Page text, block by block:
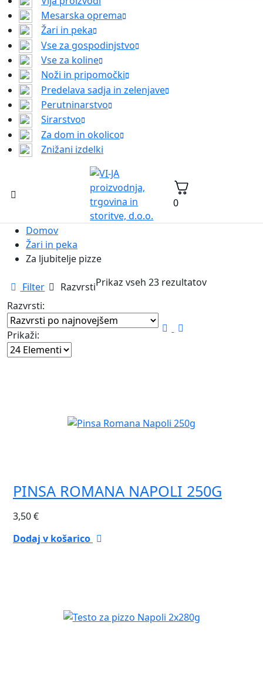
Mesarska oprema
Žari in peka
Vse za gospodinjstvo
Vse za koline
Noži in pripomočki
Predelava sadja in zelenjave
Perutninarstvo
Sirarstvo
Za dom in okolico
Znižani izdelki
0
Domov
Žari in peka
Za ljubitelje pizze
Filter RazvrstiPrikaz vseh 23 rezultatovRazvrščeno
Razvrsti:
Prikaži:
PINSA ROMANA NAPOLI 250G
3,50€
Dodaj v košarico